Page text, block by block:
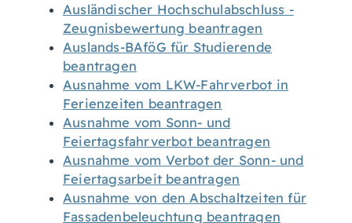
Ausländischer Hochschulabschluss -
Zeugnisbewertung beantragen
Auslands-BAföG für Studierende
beantragen
Ausnahme vom LKW-Fahrverbot in
Ferienzeiten beantragen
Ausnahme vom Sonn- und
Feiertagsfahrverbot beantragen
Ausnahme vom Verbot der Sonn- und
Feiertagsarbeit beantragen
Ausnahme von den Abschaltzeiten für
Fassadenbeleuchtung beantragen